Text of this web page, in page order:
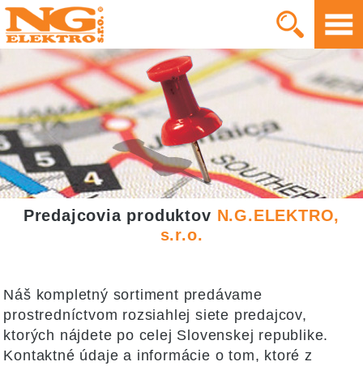
Predajcovia produktov N.G.ELEKTRO,
s.r.o.
Náš kompletný sortiment predávame
prostredníctvom rozsiahlej siete predajcov,
ktorých nájdete po celej Slovenskej republike.
Kontaktné údaje a informácie o tom, ktoré z